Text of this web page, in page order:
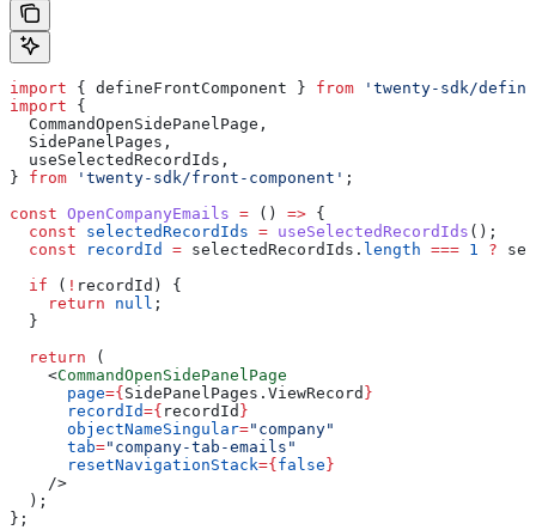
import { defineFrontComponent } from 'twenty-sdk/
import {
  CommandOpenSidePanelPage
,
  SidePanelPages
,
  useSelectedRecordIds
,
} from 'twenty-sdk/front-component' ;
const OpenCompanyEmails = () => {
  const
selectedRecordIds = useSelectedRecordIds ();
  const
recordId = selectedRecordIds . length === 1 ?
  if
( ! recordId ) {
    return
null ;
  }
  return
(
    <
CommandOpenSidePanelPage
      page
={ SidePanelPages . ViewRecord }
      recordId
={ recordId }
      objectNameSingular
="company"
      tab
="company-tab-emails"
      resetNavigationStack
={ false }
    />
  );
};